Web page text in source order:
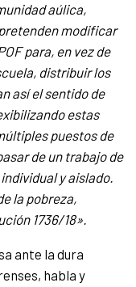
aúlica,
modificar
para, en vez de
distribuir los
así el sentido de
estas
puestos de
de un trabajo de
y aislado.
la pobreza,
1736/18».
ante la dura
habla y